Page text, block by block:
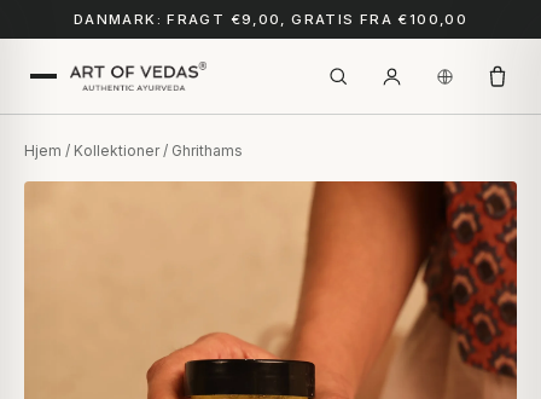
DANMARK: FRAGT €9,00, GRATIS FRA €100,00
Hjem / Kollektioner/ Ghrithams